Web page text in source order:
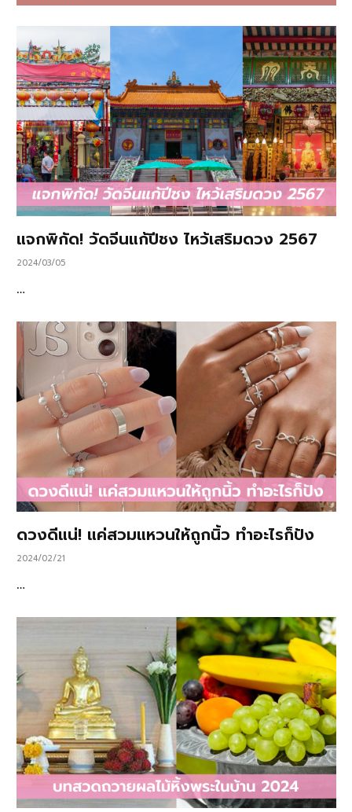
แจกพิกัด! วัดจีนแก้ปีชง ไหว้เสริมดวง 2567
2024/03/05
…
ดวงดีแน่! แค่สวมแหวนให้ถูกนิ้ว ทำอะไรก็ปัง
2024/02/21
…